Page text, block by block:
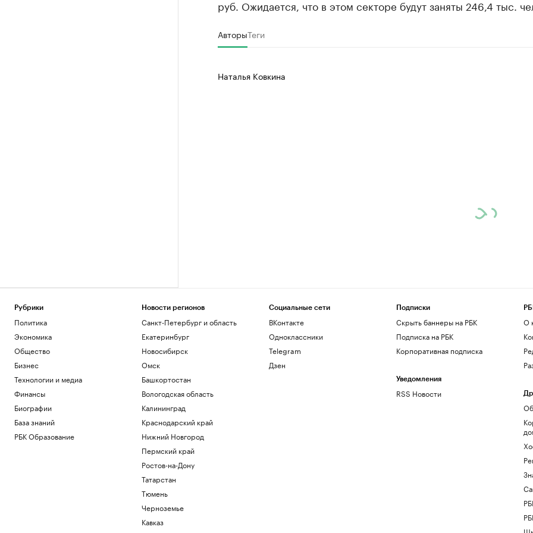
руб. Ожидается, что в этом секторе будут заняты 246,4 тыс.
АвторыТеги
Наталья Ковкина
Рубрики
Политика
Экономика
Общество
Бизнес
Технологии и медиа
Финансы
Биографии
База знаний
РБК Образование
Новости регионов
Санкт-Петербург и область
Екатеринбург
Новосибирск
Омск
Башкортостан
Вологодская область
Калининград
Краснодарский край
Нижний Новгород
Пермский край
Ростов-на-Дону
Татарстан
Тюмень
Черноземье
Кавказ
Социальные сети
ВКонтакте
Одноклассники
Telegram
Дзен
Подписки
Скрыть баннеры на РБК
Подписка на РБК
Корпоративная подписка
Уведомления
RSS Новости
О